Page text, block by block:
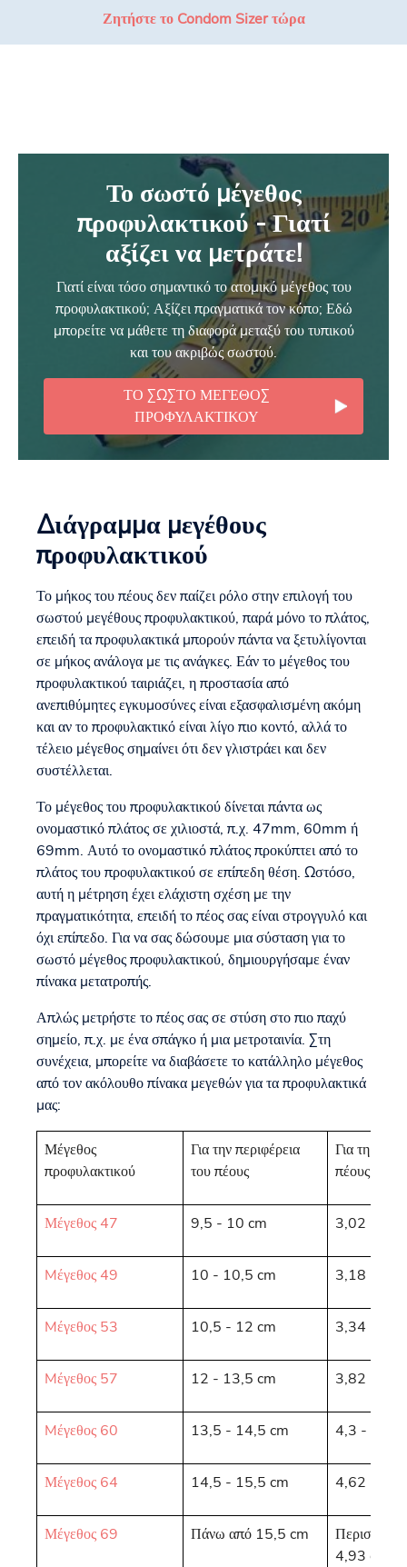
Ζητήστε το Condom Sizer τώρα
Το σωστό μέγεθος
προφυλακτικού - Γιατί
αξίζει να μετράτε!
Γιατί είναι τόσο σημαντικό το ατομικό μέγεθος του
προφυλακτικού; Αξίζει πραγματικά τον κόπο; Εδώ
μπορείτε να μάθετε τη διαφορά μεταξύ του τυπικού
και του ακριβώς σωστού.
ΤΟ ΣΩΣΤΌ ΜΈΓΕΘΟΣ
ΠΡΟΦΥΛΑΚΤΙΚΟΎ
Διάγραμμα μεγέθους
προφυλακτικού
Το μήκος του πέους δεν παίζει ρόλο στην επιλογή του
σωστού μεγέθους προφυλακτικού, παρά μόνο το πλάτος,
επειδή τα προφυλακτικά μπορούν πάντα να ξετυλίγονται
σε μήκος ανάλογα με τις ανάγκες. Εάν το μέγεθος του
προφυλακτικού ταιριάζει, η προστασία από
ανεπιθύμητες εγκυμοσύνες είναι εξασφαλισμένη ακόμη
και αν το προφυλακτικό είναι λίγο πιο κοντό, αλλά το
τέλειο μέγεθος σημαίνει ότι δεν γλιστράει και δεν
συστέλλεται.
Το μέγεθος του προφυλακτικού δίνεται πάντα ως
ονομαστικό πλάτος σε χιλιοστά, π.χ. 47mm, 60mm ή
69mm. Αυτό το ονομαστικό πλάτος προκύπτει από το
πλάτος του προφυλακτικού σε επίπεδη θέση. Ωστόσο,
αυτή η μέτρηση έχει ελάχιστη σχέση με την
πραγματικότητα, επειδή το πέος σας είναι στρογγυλό και
όχι επίπεδο. Για να σας δώσουμε μια σύσταση για το
σωστό μέγεθος προφυλακτικού, δημιουργήσαμε έναν
πίνακα μετατροπής.
Απλώς μετρήστε το πέος σας σε στύση στο πιο παχύ
σημείο, π.χ. με ένα σπάγκο ή μια μετροταινία. Στη
συνέχεια, μπορείτε να διαβάσετε το κατάλληλο μέγεθος
από τον ακόλουθο πίνακα μεγεθών για τα προφυλακτικά
μας:
Μέγεθος
προφυλακτικού
Για την περιφέρεια
του πέους
Για τη
πέους
Μέγεθος 47 9,5 - 10 cm 3,02 -
Mέγεθος 49 10 - 10,5 cm 3,18 -
Mέγεθος 53 10,5 - 12 cm 3,34 -
Mέγεθος 57 12 - 13,5 cm 3,82 - 4,3
Mέγεθος 60 13,5 - 14,5 cm 4,3 - 4,62
Μέγεθος 64 14,5 - 15,5 cm 4,62 -
Μέγεθος 69 Πάνω από 15,5 cm
4,93 cm